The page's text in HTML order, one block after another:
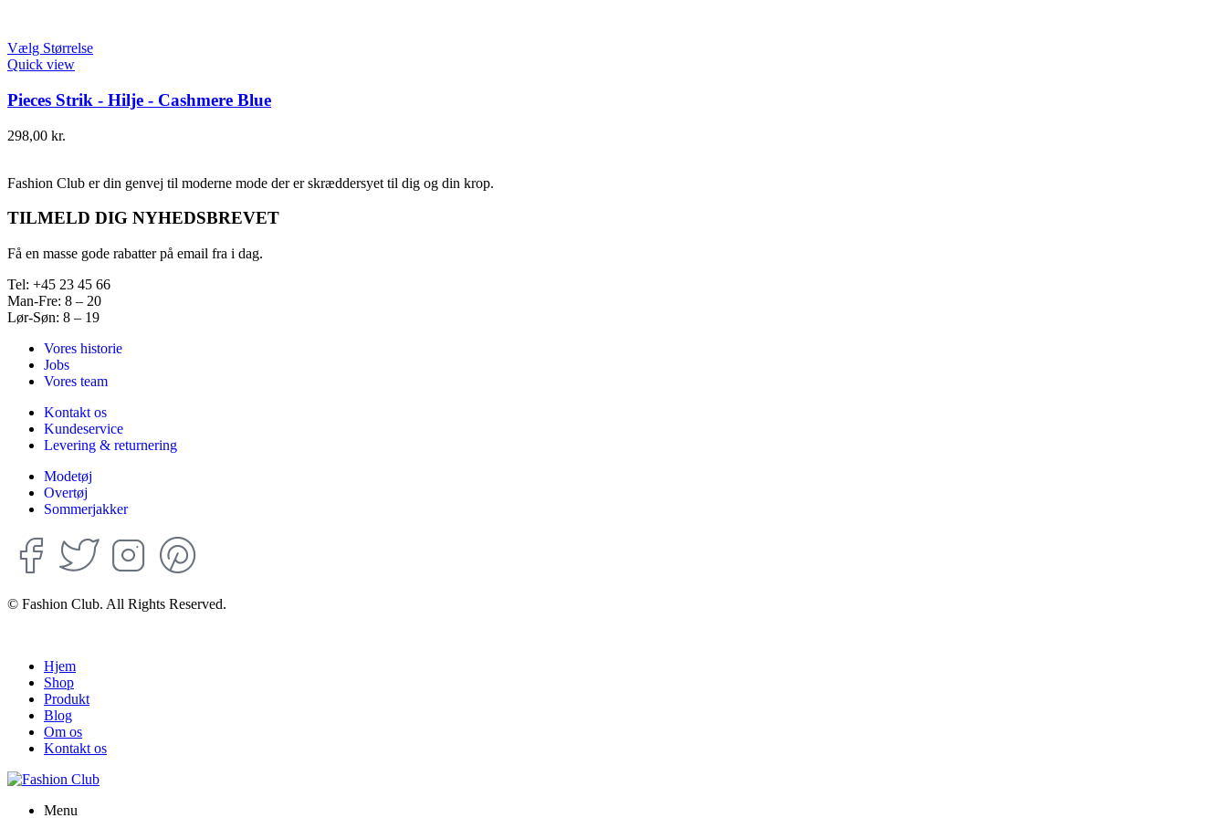
Vælg Størrelse
Quick view
Pieces Strik - Hilje - Cashmere Blue
298,00 kr.
Fashion Club er din genvej til moderne mode der er skræddersyet til dig og din krop.
TILMELD DIG NYHEDSBREVET
Få en masse gode rabatter på email fra i dag.
Tel: +45 23 45 66
Man-Fre: 8 – 20
Lør-Søn: 8 – 19
Vores historie
Jobs
Vores team
Kontakt os
Kundeservice
Levering & returnering
Modetøj
Overtøj
Sommerjakker
© Fashion Club. All Rights Reserved.
Hjem
Shop
Produkt
Blog
Om os
Kontakt os
Menu